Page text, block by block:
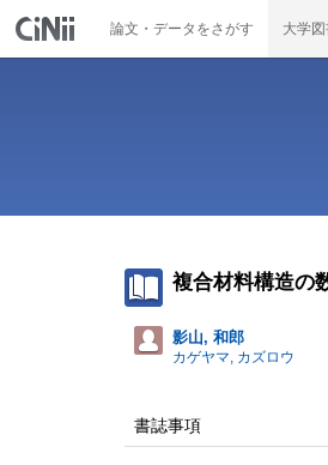
論文・データをさがす 大学
複合材料構造の
影山, 和郎
カゲヤマ, カズロウ
書誌事項